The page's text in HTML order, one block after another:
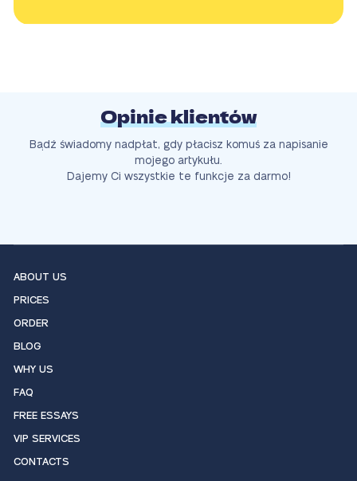
Opinie klientów
Bądź świadomy nadpłat, gdy płacisz komuś za napisanie
mojego artykułu.
Dajemy Ci wszystkie te funkcje za darmo!
ABOUT US
PRICES
ORDER
BLOG
WHY US
FAQ
FREE ESSAYS
VIP SERVICES
CONTACTS